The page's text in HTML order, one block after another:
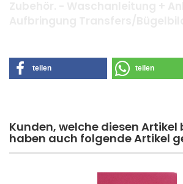
teilen teilen
Kunden, welche diesen Artikel
haben auch folgende Artikel